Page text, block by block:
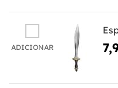
ADICIONAR